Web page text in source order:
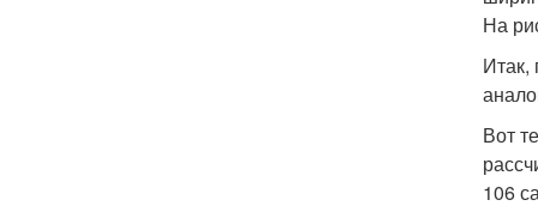
На
Итак,
Вот
106